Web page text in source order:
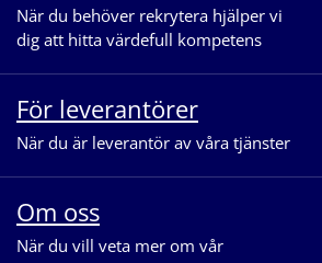
När du behöver rekrytera hjälper vi
dig att hitta värdefull kompetens
För leverantörer
När du är leverantör av våra tjänster
Om oss
När du vill veta mer om vår